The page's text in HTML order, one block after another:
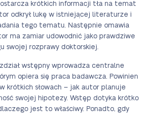
krótkich informacji tła na temat
odkrył lukę w istniejącej literaturze i
tego tematu. Następnie omawia
ma zamiar udowodnić jako prawdziwe
swojej rozprawy doktorskiej.
wstępny wprowadza centralne
opiera się praca badawcza. Powinien
krótkich słowach – jak autor planuje
swojej hipotezy. Wstęp dotyka krótko
jest to właściwy. Ponadto, gdy